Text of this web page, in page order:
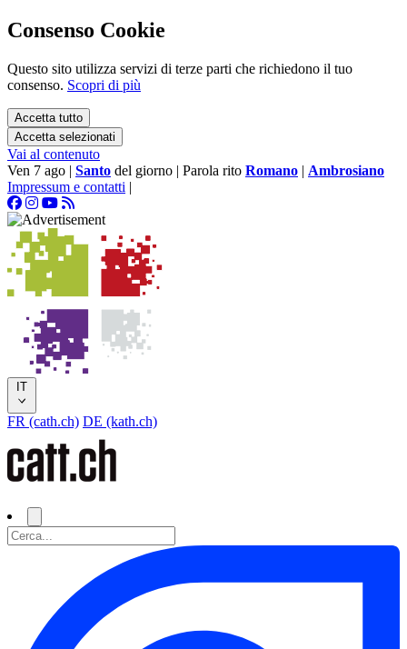
Consenso Cookie
Questo sito utilizza servizi di terze parti che richiedono il tuo
consenso. Scopri di più
Accetta tutto
Accetta selezionati
Vai al contenuto
Ven 7 ago | Santo del giorno | Parola rito Romano | Ambrosiano
Impressum e contatti |
IT
FR (cath.ch) DE (kath.ch)